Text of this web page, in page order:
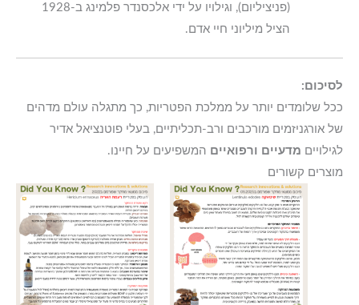
(פניציליום), וגילויו על ידי אלכסנדר פלמינג ב-1928
הציל מיליוני חיי אדם.
לסיכום:
ככל שלומדים יותר על ממלכת הפטריות, כך מתגלה עולם מדהים
של אורגניזמים מורכבים ורב-תכליתיים, בעלי פוטנציאל אדיר
לגילויים מדעיים ורפואיים המשפיעים על חיינו.
מוצרים קשורים